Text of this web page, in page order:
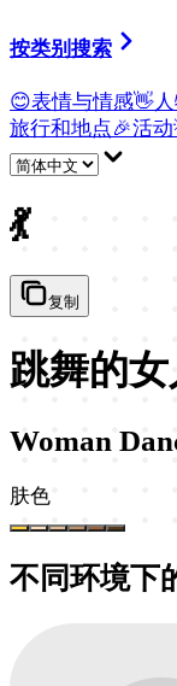
按类别搜索
😊表情与情感👋
旅行和地点🎉活动
💃
复制
跳舞的
Woman
肤色
不同环境下